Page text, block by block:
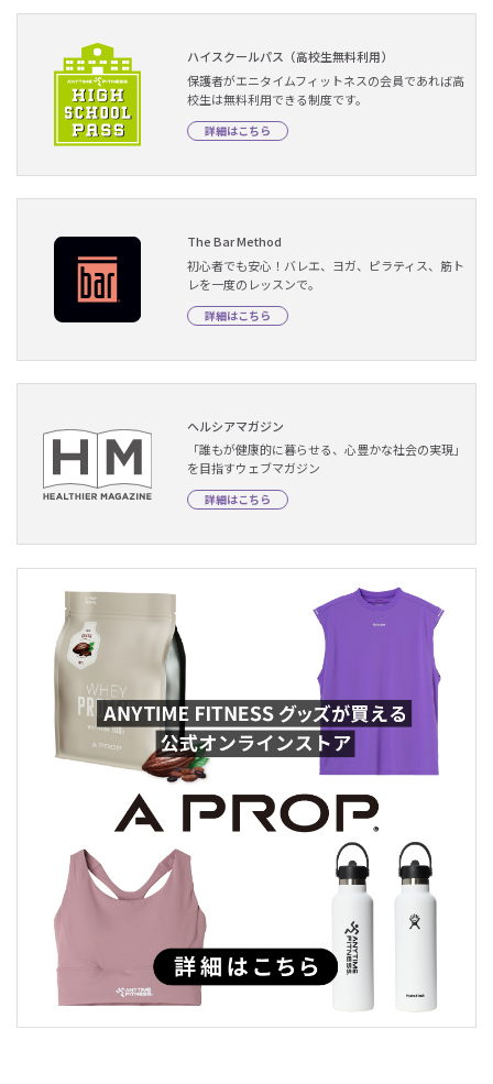
ハイスクールパス（高校生無料利用）
保護者がエニタイムフィットネスの会員であれば高
校生は無料利用できる制度です。
詳細はこちら
The Bar Method
初心者でも安心！バレエ、ヨガ、ピラティス、筋ト
レを一度のレッスンで。
詳細はこちら
ヘルシアマガジン
「誰もが健康的に暮らせる、心豊かな社会の実現」
を目指すウェブマガジン
詳細はこちら